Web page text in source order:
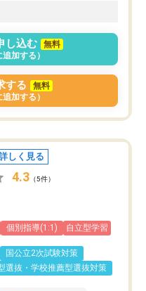
、あ
に通
取り
った
し込む
無料
追加する）
する
無料
追加する）
しく見る
4.3 （5件）
個別指導(1:1) 自立型学習
国公立2次試験対策
選抜・学校推薦型選抜対策